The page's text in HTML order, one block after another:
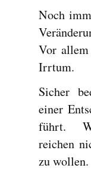
Noch
Vor allem
Irrtum.
Sicher
einer
führt.
reichen
zu wollen.